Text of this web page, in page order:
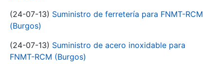
(24-07-13) Suministro de ferretería para FNMT-RCM
(Burgos)
(24-07-13) Suministro de acero inoxidable para
FNMT-RCM (Burgos)